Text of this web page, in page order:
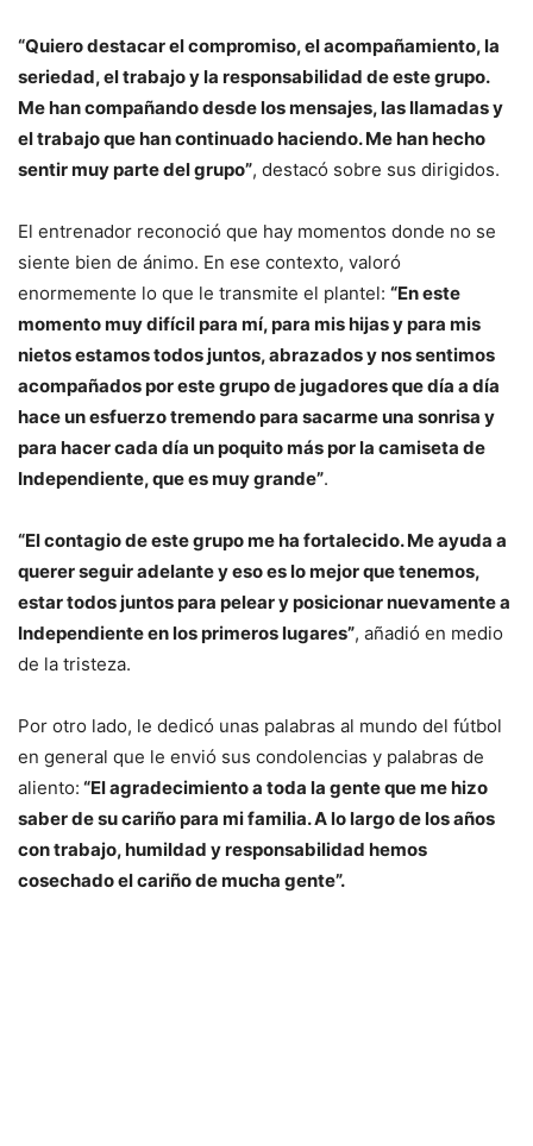
“Quiero destacar el compromiso, el acompañamiento, la
seriedad, el trabajo y la responsabilidad de este grupo.
Me han compañando desde los mensajes, las llamadas y
el trabajo que han continuado haciendo. Me han hecho
sentir muy parte del grupo”, destacó sobre sus dirigidos.
El entrenador reconoció que hay momentos donde no se
siente bien de ánimo. En ese contexto, valoró
enormemente lo que le transmite el plantel: “En este
momento muy difícil para mí, para mis hijas y para mis
nietos estamos todos juntos, abrazados y nos sentimos
acompañados por este grupo de jugadores que día a día
hace un esfuerzo tremendo para sacarme una sonrisa y
para hacer cada día un poquito más por la camiseta de
Independiente, que es muy grande”.
“El contagio de este grupo me ha fortalecido. Me ayuda a
querer seguir adelante y eso es lo mejor que tenemos,
estar todos juntos para pelear y posicionar nuevamente a
Independiente en los primeros lugares”, añadió en medio
de la tristeza.
Por otro lado, le dedicó unas palabras al mundo del fútbol
en general que le envió sus condolencias y palabras de
aliento: “El agradecimiento a toda la gente que me hizo
saber de su cariño para mi familia. A lo largo de los años
con trabajo, humildad y responsabilidad hemos
cosechado el cariño de mucha gente”.